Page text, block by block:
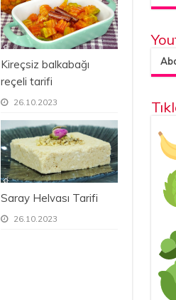
Kireçsiz balkabağı
reçeli tarifi
26.10.2023
Saray Helvası Tarifi
26.10.2023